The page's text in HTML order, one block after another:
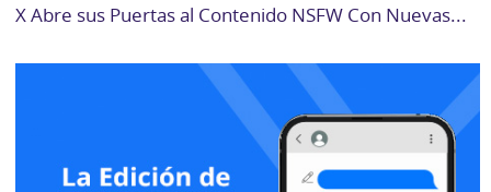
X Abre sus Puertas al Contenido NSFW Con Nuevas...